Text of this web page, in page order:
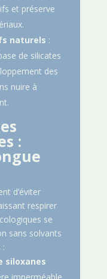
et préserve
naturels :
de silicates
des
nuire à
:
d’éviter
respirer
se
sans solvants
:
siloxanes